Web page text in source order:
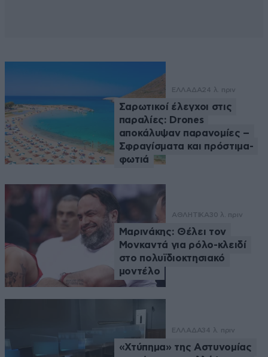
ΕΛΛΑΔΑ24 λ. πριν
Σαρωτικοί έλεγχοι στις
παραλίες: Drones
αποκάλυψαν παρανομίες –
Σφραγίσματα και πρόστιμα-
φωτιά
ΑΘΛΗΤΙΚΑ30 λ. πριν
Μαρινάκης: Θέλει τον
Μονκαντά για ρόλο-κλειδί
στο πολυϊδιοκτησιακό
μοντέλο
ΕΛΛΑΔΑ34 λ. πριν
«Χτύπημα» της Αστυνομίας